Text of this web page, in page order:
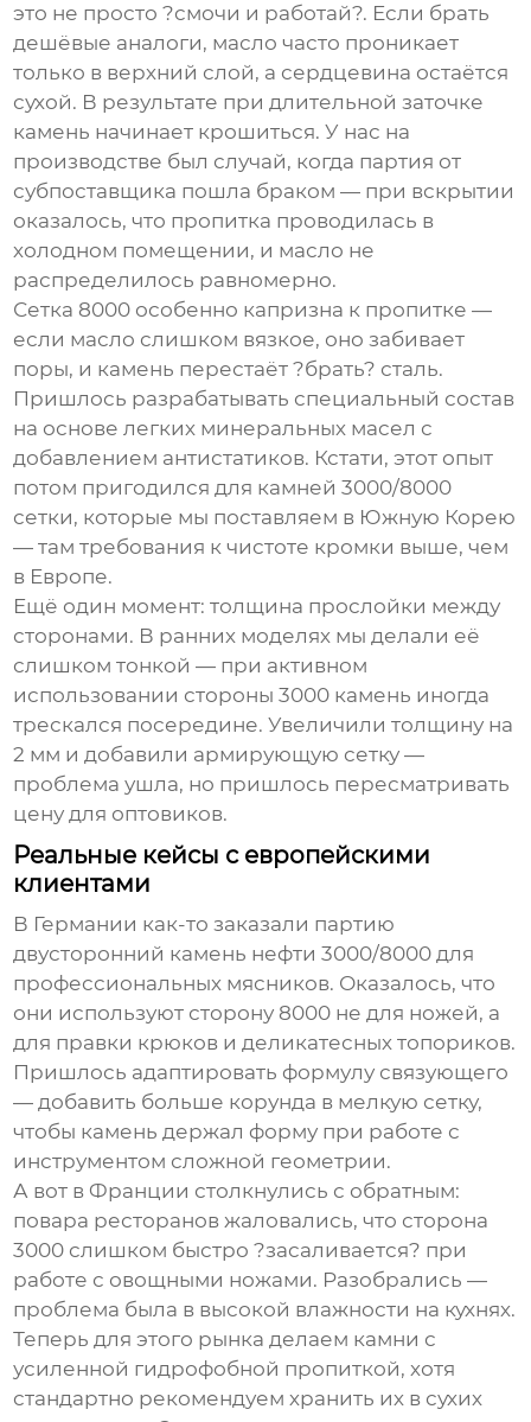
это не просто ?смочи и работай?. Если брать
дешёвые аналоги, масло часто проникает
только в верхний слой, а сердцевина остаётся
сухой. В результате при длительной заточке
камень начинает крошиться. У нас на
производстве был случай, когда партия от
субпоставщика пошла браком — при вскрытии
оказалось, что пропитка проводилась в
холодном помещении, и масло не
распределилось равномерно.
Сетка 8000 особенно капризна к пропитке —
если масло слишком вязкое, оно забивает
поры, и камень перестаёт ?брать? сталь.
Пришлось разрабатывать специальный состав
на основе легких минеральных масел с
добавлением антистатиков. Кстати, этот опыт
потом пригодился для камней3000/8000
сетки, которые мы поставляем в Южную Корею
— там требования к чистоте кромки выше, чем
в Европе.
Ещё один момент: толщина прослойки между
сторонами. В ранних моделях мы делали её
слишком тонкой — при активном
использовании стороны 3000 камень иногда
трескался посередине. Увеличили толщину на
2 мм и добавили армирующую сетку —
проблема ушла, но пришлось пересматривать
цену для оптовиков.
Реальные кейсы с европейскими
клиентами
В Германии как-то заказали партию
двусторонний камень нефти 3000/8000 для
профессиональных мясников. Оказалось, что
они используют сторону 8000 не для ножей, а
для правки крюков и деликатесных топориков.
Пришлось адаптировать формулу связующего
— добавить больше корунда в мелкую сетку,
чтобы камень держал форму при работе с
инструментом сложной геометрии.
А вот в Франции столкнулись с обратным:
повара ресторанов жаловались, что сторона
3000 слишком быстро ?засаливается? при
работе с овощными ножами. Разобрались —
проблема была в высокой влажности на кухнях.
Теперь для этого рынка делаем камни с
усиленной гидрофобной пропиткой, хотя
стандартно рекомендуем хранить их в сухих